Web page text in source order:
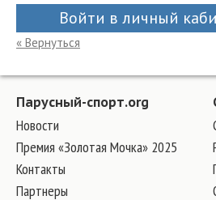
Войти в личный
« Вернуться
Парусный-спорт.org
Новости
Премия «Золотая Мочка» 2025
Контакты
Партнеры